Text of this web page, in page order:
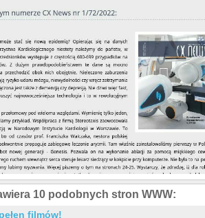
10 podobnych stron WWW:
filmów!